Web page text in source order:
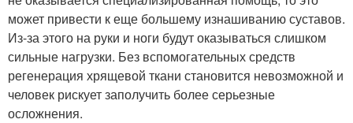
может привести к еще большему изнашиванию суставов.
Из-за этого на руки и ноги будут оказываться слишком
сильные нагрузки. Без вспомогательных средств
регенерация хрящевой ткани становится невозможной и
человек рискует заполучить более серьезные
осложнения.